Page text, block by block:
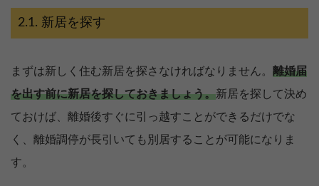
新居を探す
まずは新しく住む新居を探さなければなりません。 離婚届
を出す前に新居を探しておきましょう。新居を探して決め
ておけば、離婚後すぐに引っ越すことができるだけでな
く、離婚調停が長引いても別居することが可能になりま
す。